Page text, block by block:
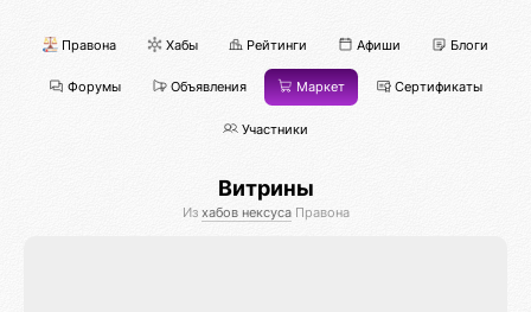
Правона Хабы Рейтинги Афиши Блоги
Форумы Объявления Маркет Сертификаты
Участники
Витрины
Из хабов нексусаПравона